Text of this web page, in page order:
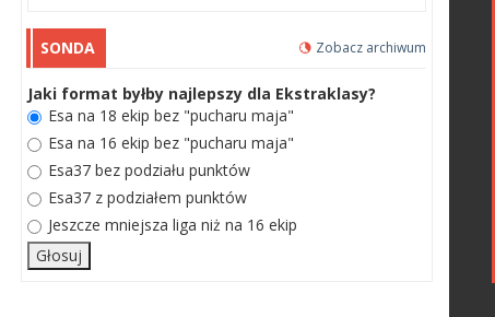
SONDA Zobacz archiwum
Jaki format byłby najlepszy dla Ekstraklasy?
Esa na 18 ekip bez "pucharu maja"
Esa na 16 ekip bez "pucharu maja"
Esa37 bez podziału punktów
Esa37 z podziałem punktów
Jeszcze mniejsza liga niż na 16 ekip